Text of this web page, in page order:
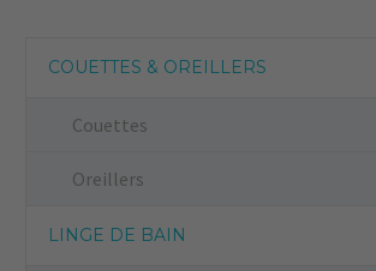
COUETTES & OREILLERS
Couettes
Oreillers
LINGE DE BAIN